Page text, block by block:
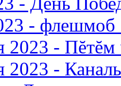
- флешмоб
2023 -
2023 -